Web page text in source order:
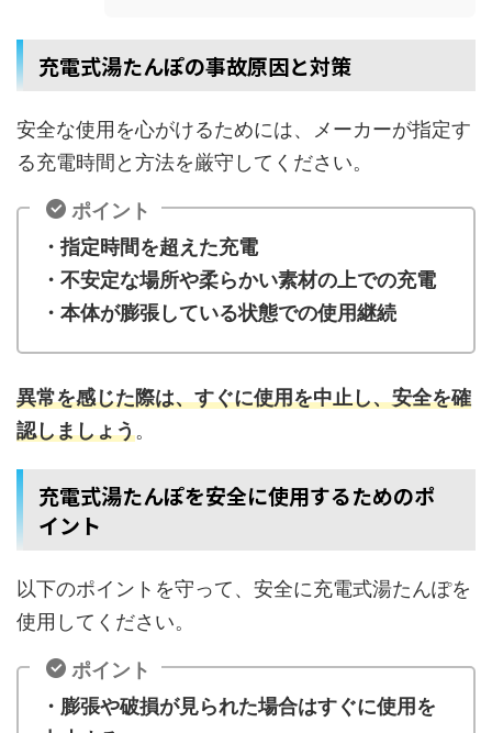
充電式湯たんぽの事故原因と対策
安全な使用を心がけるためには、メーカーが指定す
る充電時間と方法を厳守してください。
ポイント
・指定時間を超えた充電
・不安定な場所や柔らかい素材の上での充電
・本体が膨張している状態での使用継続
異常を感じた際は、すぐに使用を中止し、安全を確
認しましょう。
充電式湯たんぽを安全に使用するためのポ
イント
以下のポイントを守って、安全に充電式湯たんぽを
使用してください。
ポイント
・膨張や破損が見られた場合はすぐに使用を